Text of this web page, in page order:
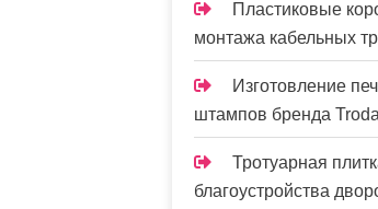
Пластиковые
монтажа кабельных
Изготовление
штампов бренда
Тротуарная
благоустройства